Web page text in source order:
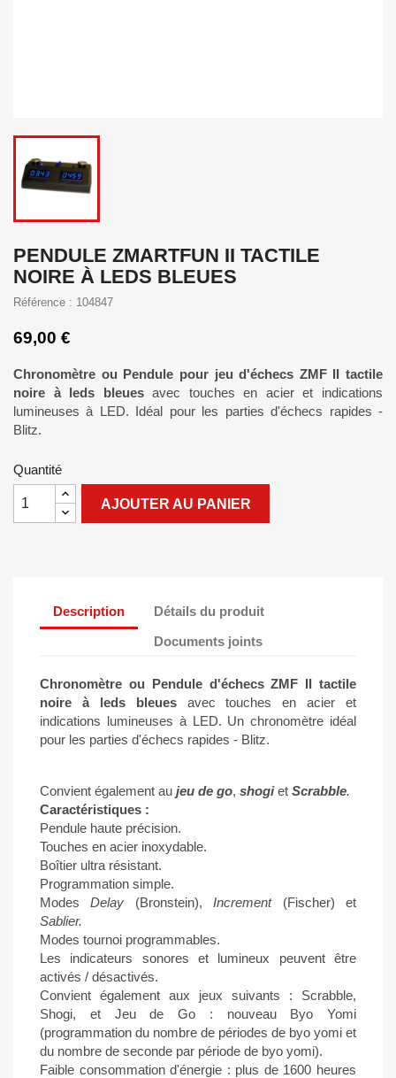
PENDULE ZMARTFUN II TACTILE
NOIRE À LEDS BLEUES
Référence : 104847
69,00 €
Chronomètre ou Pendule pour jeu d'échecs ZMF II tactile
noire à leds bleuesavec touches en acier et indications
lumineuses à LED. Idéal pour les parties d'échecs rapides -
Blitz.
Quantité
AJOUTER AU PANIER
Description
Détails du produit
Documents joints
Chronomètre ou Penduled'échecs ZMF II tactile
noire à leds bleues avec touches en acier et
indications lumineuses à LED. Un chronomètre idéal
pour les parties d'échecs rapides - Blitz.
Convient également au jeu de go, shogi et Scrabble.
Caractéristiques :
Pendule haute précision.
Touches en acier inoxydable.
Boîtier ultra résistant.
Programmation simple.
ModesDelay (Bronstein),Increment(Fischer) et
Sablier.
Modes tournoi programmables.
Les indicateurs sonores et lumineux peuvent être
activés / désactivés.
Convient également aux jeux suivants : Scrabble,
Shogi, et Jeu de Go : nouveau Byo Yomi
(programmation du nombre de périodes de byo yomi et
du nombre de seconde par période de byo yomi).
Faible consommation d'énergie : plus de 1600 heures